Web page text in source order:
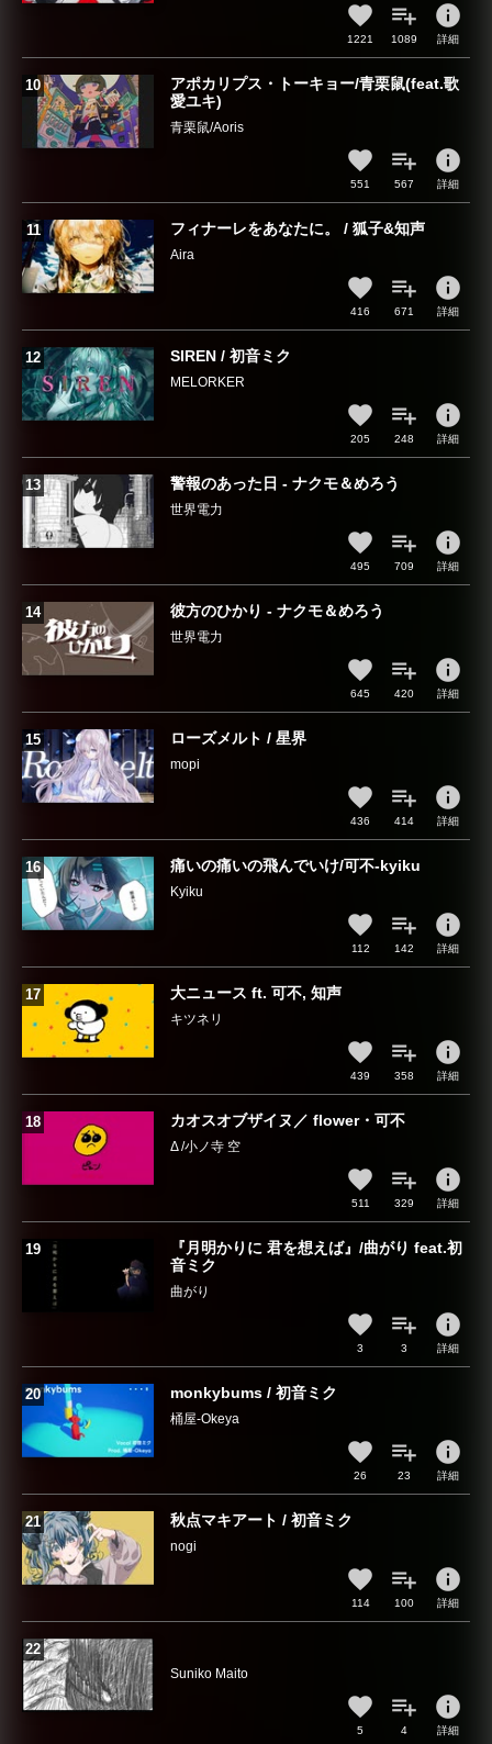
1221 1089
info
詳細
アポカリプス・トーキョー/青栗鼠(feat.歌
愛ユキ)
青栗鼠/Aoris
551 567
info
詳細
フィナーレをあなたに。 / 狐子&知声
Aira
416 671
info
詳細
SIREN / 初音ミク
MELORKER
205 248
info
詳細
警報のあった日 - ナクモ＆めろう
世界電力
495 709
info
詳細
彼方のひかり - ナクモ＆めろう
世界電力
645 420
info
詳細
ローズメルト / 星界
mopi
436 414
info
詳細
痛いの痛いの飛んでいけ/可不-kyiku
Kyiku
112 142
info
詳細
大ニュース ft. 可不, 知声
キツネリ
439 358
info
詳細
カオスオブザイヌ／ flower・可不
Δ /小ノ寺 空
511 329
info
詳細
『月明かりに 君を想えば』/曲がり feat.初
音ミク
曲がり
3 3
info
詳細
monkybums / 初音ミク
桶屋-Okeya
26 23
info
詳細
秋点マキアート / 初音ミク
nogi
114 100
info
詳細
Suniko Maito
5 4
info
詳細